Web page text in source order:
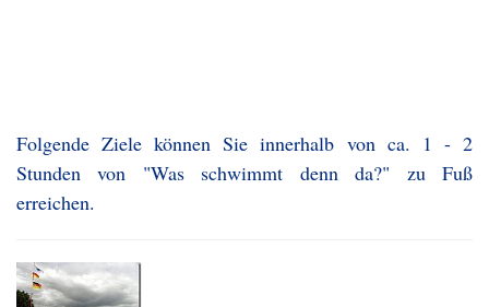
Folgende Ziele können Sie innerhalb von ca. 1 - 2
Stunden von "Was schwimmt denn da?" zu Fuß
erreichen.